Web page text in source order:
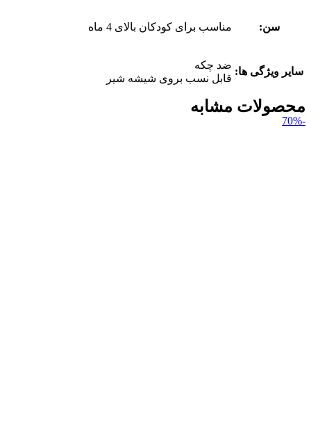
سن: مناسب برای کودکان بالای 4 ماه
سایر ویژگی ها:
ضد چکه
قابل نسب بروی شیشه شیر
محصولات مشابه
-70%